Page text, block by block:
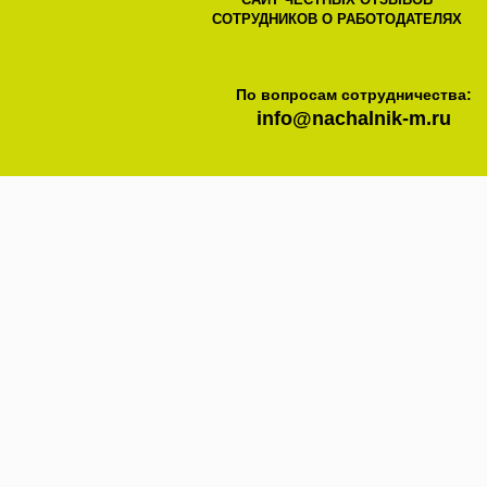
СОТРУДНИКОВ О РАБОТОДАТЕЛЯХ
По вопросам сотрудничества:
info@nachalnik-m.ru